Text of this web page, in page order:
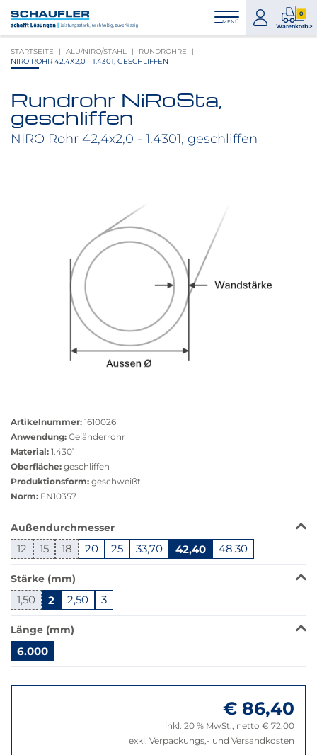
Inhalt
Hauptnavigation
Footernavigation
Logo
Schaufler
verlinkt
zur
MENÜ
zum
Konto
0
Warenkorb >
0
STARTSEITE ALU/NIRO/STAHL
RUNDROHRE
NIRO ROHR 42,4X2,0 - 1.4301, GESCHLIFFEN
Produktbilder
überspringen
Rundrohr NiRoSta,
geschliffen
NIRO Rohr 42,4x2,0 - 1.4301, geschliffen
anzeigen
Artikelnummer: 1610026
Anwendung: Geländerrohr
Material: 1.4301
Oberfläche: geschliffen
Produktionsform: geschweißt
Norm: EN10357
Das
Produkt
ist
in
dieser
Variante
nicht
verfügbar.
Bei
Klick
wechselt
der
Außendurchmesser
12 15 18 20 25 33,70 42,40 48,30
Stärke (mm)
1,50 2 2,50 3
Länge (mm)
6.000
zu
€ 86,40
inkl. 20 % MwSt., netto € 72,00
exkl. Verpackungs,- und Versandkosten